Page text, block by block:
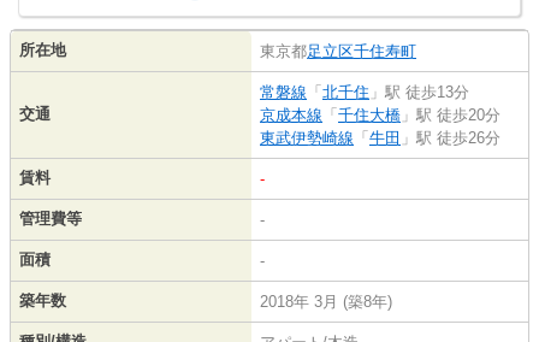
所在地 東京都足立区千住寿町
交通
常磐線 「北千住 」駅 徒歩13分
京成本線 「千住大橋 」駅 徒歩20分
東武伊勢崎線 「牛田 」駅 徒歩26分
賃料 -
管理費等 -
面積 -
築年数 2018年 3月 (築8年)